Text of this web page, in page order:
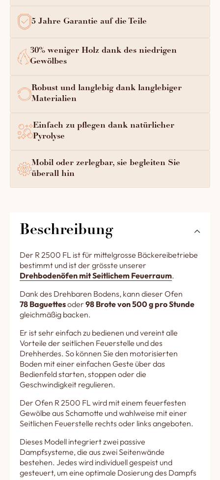
5 Jahre Garantie auf die Teile
30% weniger Holz dank des niedrigen
Gewölbes
Robust und langlebig dank langlebiger
Materialien
Einfach zu pflegen dank natürlicher
Pyrolyse
Mobil oder zerlegbar, sie begleiten Sie
überall hin
Beschreibung
Der R 2500 FL ist für mittelgrosse Bäckereibetriebe
bestimmt und ist der grösste unserer
Drehbodenöfen mit Seitlichem Feuerraum.
Dank des Drehbaren Bodens, kann dieser Ofen
78 Baguettesoder 98 Brote von 500 g pro Stunde
gleichmäßig backen.
Er ist sehr einfach zu bedienen und vereint alle
Vorteile der seitlichen Feuerstelle und des
Drehherdes. So können Sie den motorisierten
Boden mit einer einfachen Geste über das
Bedienfeld starten, stoppen oder die
Geschwindigkeit regulieren.
Der Ofen R 2500 FL wird mit einem feuerfesten
Gewölbe aus Schamotte und wahlweise mit einer
Seitlichen Feuerstelle rechts oder links angeboten.
Dieses Modell integriert zwei passive
Dampfsysteme, die aus zwei Seitenwände
bestehen. Jedes wird individuell gespeist und
gesteuert, um eine optimale Dosierung des Dampfs